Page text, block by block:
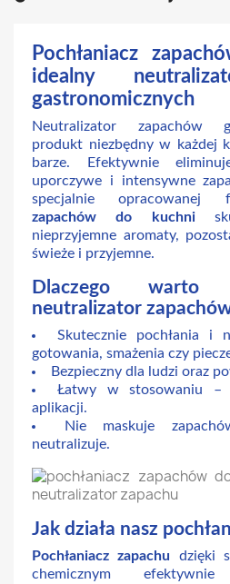
Pochłaniacz
idealny
gastronomicznych
Neutralizator zapachów
produkt niezbędny w każdej
barze. Efektywnie
uporczywe i intensywne
specjalnie opracowanej
zapachów do kuchni
nieprzyjemne aromaty,
świeże i przyjemne.
Dlaczego warto
neutralizator
Skutecznie pochłania i
gotowania, smażenia czy
Bezpieczny dla ludzi oraz
Łatwy w stosowaniu
aplikacji.
Nie maskuje
neutralizuje.
Jak działa nasz
Pochłaniacz zapachu dzięki
chemicznym